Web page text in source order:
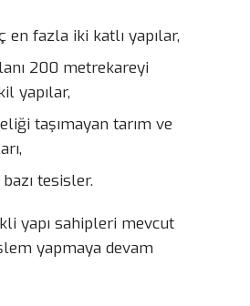
en fazla iki katlı yapılar,
200 metrekareyi
yapılar,
taşımayan tarım ve
tesisler.
yapı sahipleri mevcut
yapmaya devam